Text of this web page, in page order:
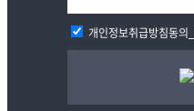
개인정보취급방침동의